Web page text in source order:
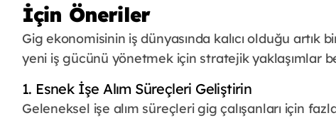
İçin Öneriler
Gig ekonomisinin iş dünyasında kalıcı olduğu
yeni iş gücünü yönetmek için stratejik yaklaşımlar
1. Esnek İşe Alım Süreçleri Geliştirin
Geleneksel işe alım süreçleri gig çalışanları için